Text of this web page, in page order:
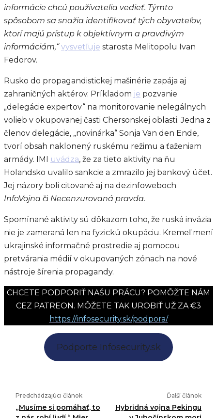
informácie chcú používatelia vedieť. Týmto
spôsobom sa snažia identifikovať tých obyvateľov,
ktorí majú prístup k objektívnym a pravdivým
informáciám,“ vysvetľuje starosta Melitopolu Ivan
Fedorov.
Rusko do propagandistickej mašinérie zapája aj
zahraničných aktérov. Príkladom je pozvanie
„delegácie expertov“ na monitorovanie nelegálnych
volieb v okupovanej časti Chersonskej oblasti. Jedna z
členov delegácie, „novinárka“ Sonja Van den Ende,
tvorí obsah naklonený ruskému režimu a ťaženiam
armády. IMI
uvádza, že za tieto aktivity na ňu
Holandsko uvalilo sankcie a zmrazilo jej bankový účet.
Jej názory boli citované aj na dezinfoweboch
InfoVojna či Necenzurovaná pravda.
Spomínané aktivity sú dôkazom toho, že ruská invázia
nie je zameraná len na fyzickú okupáciu. Kremeľ mení
ukrajinské informačné prostredie aj pomocou
pretvárania médií v okupovaných zónach na nové
nástroje šírenia propagandy.
CHCETE PODPORIŤ NAŠU PRÁCU? POMÔŽTE NÁM
CEZ PATREON. MÔŽETE TAK UROBIŤ UŽ ZA €3
https://infosecurity.sk/podpora/
Podporte Infosecurity.sk
Predchádzajúci článok
„Musíme si pomáhať, to
Ďalší článok
Hybridná vojna Pekingu